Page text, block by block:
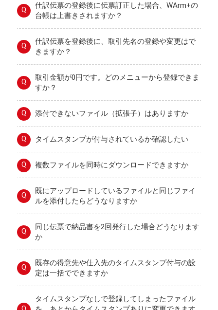
Q
仕訳伝票の登録後に伝票訂正した場合、WArm+の
台帳は上書きされますか？
Q
仕訳伝票を登録後に、取引先名の登録や変更はで
きますか？
Q
取引金額が0円です。どのメニューから登録できま
すか？
Q 添付できないファイル（拡張子）はありますか
Q タイムスタンプが付与されているか確認したい
Q 複数ファイルを同時にダウンロードできますか
Q
既にアップロードしているファイルと同じファイ
ルを添付したらどうなりますか
Q
同じ伝票で納品書を2回発行した場合どうなります
か
Q
既存の得意先や仕入先のタイムスタンプ付与の設
定は一括でできますか
タイムスタンプなしで登録してしまったファイル